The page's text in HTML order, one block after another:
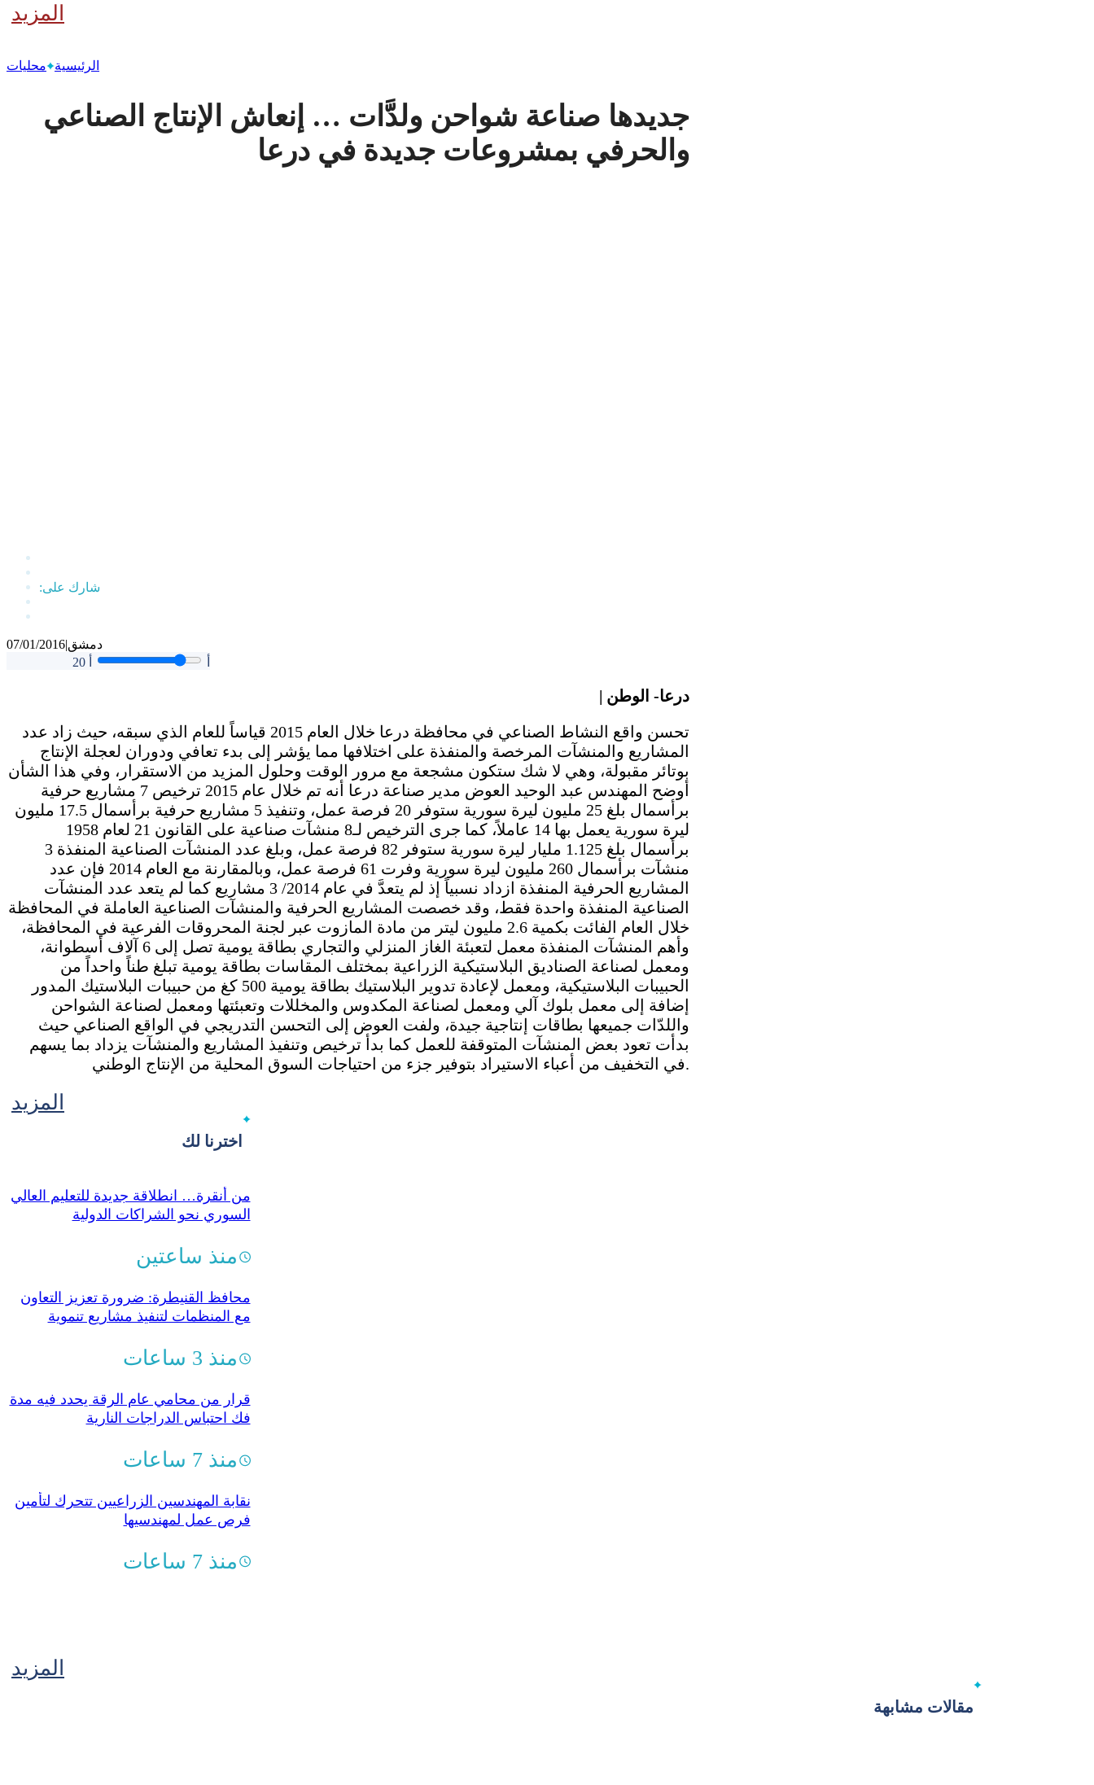
المزيد
الأخبار:‬
الرئيسية محليات
جديدها صناعة شواحن ولدَّات … إنعاش الإنتاج الصناعي
والحرفي بمشروعات جديدة في درعا
07/01/2016|دمشق
20
| درعا- الوطن
تحسن واقع النشاط الصناعي في محافظة درعا خلال العام 2015 قياساً للعام الذي سبقه، حيث زاد عدد
المشاريع والمنشآت المرخصة والمنفذة على اختلافها مما يؤشر إلى بدء تعافي ودوران لعجلة الإنتاج
بوتائر مقبولة، وهي لا شك ستكون مشجعة مع مرور الوقت وحلول المزيد من الاستقرار، وفي هذا الشأن
أوضح المهندس عبد الوحيد العوض مدير صناعة درعا أنه تم خلال عام 2015 ترخيص 7 مشاريع حرفية
برأسمال بلغ 25 مليون ليرة سورية ستوفر 20 فرصة عمل، وتنفيذ 5 مشاريع حرفية برأسمال 17.5 مليون
ليرة سورية يعمل بها 14 عاملاً، كما جرى الترخيص لـ8 منشآت صناعية على القانون 21 لعام 1958
برأسمال بلغ 1.125 مليار ليرة سورية ستوفر 82 فرصة عمل، وبلغ عدد المنشآت الصناعية المنفذة 3
منشآت برأسمال 260 مليون ليرة سورية وفرت 61 فرصة عمل، وبالمقارنة مع العام 2014 فإن عدد
المشاريع الحرفية المنفذة ازداد نسبياً إذ لم يتعدَّ في عام 2014/ 3 مشاريع كما لم يتعد عدد المنشآت
الصناعية المنفذة واحدة فقط، وقد خصصت المشاريع الحرفية والمنشآت الصناعية العاملة في المحافظة
خلال العام الفائت بكمية 2.6 مليون ليتر من مادة المازوت عبر لجنة المحروقات الفرعية في المحافظة،
وأهم المنشآت المنفذة معمل لتعبئة الغاز المنزلي والتجاري بطاقة يومية تصل إلى 6 آلاف أسطوانة،
ومعمل لصناعة الصناديق البلاستيكية الزراعية بمختلف المقاسات بطاقة يومية تبلغ طناً واحداً من
الحبيبات البلاستيكية، ومعمل لإعادة تدوير البلاستيك بطاقة يومية 500 كغ من حبيبات البلاستيك المدور
إضافة إلى معمل بلوك آلي ومعمل لصناعة المكدوس والمخللات وتعبئتها ومعمل لصناعة الشواحن
واللدّات جميعها بطاقات إنتاجية جيدة، ولفت العوض إلى التحسن التدريجي في الواقع الصناعي حيث
بدأت تعود بعض المنشآت المتوقفة للعمل كما بدأ ترخيص وتنفيذ المشاريع والمنشآت يزداد بما يسهم
في التخفيف من أعباء الاستيراد بتوفير جزء من احتياجات السوق المحلية من الإنتاج الوطني.
المزيد
اخترنا لك
من أنقرة… انطلاقة جديدة للتعليم العالي
السوري نحو الشراكات الدولية
منذ ساعتين
محافظ القنيطرة: ضرورة تعزيز التعاون
مع المنظمات لتنفيذ مشاريع تنموية
منذ 3 ساعات
قرار من محامي عام الرقة يحدد فيه مدة
فك احتباس الدراجات النارية
منذ 7 ساعات
نقابة المهندسين الزراعيين تتحرك لتأمين
فرص عمل لمهندسيها
منذ 7 ساعات
المزيد
مقالات مشابهة